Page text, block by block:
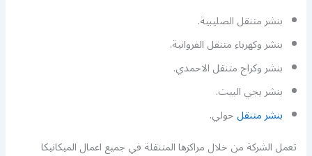
بنشر متنقل الصليبية.
بنشر وكهرباء متنقل الفروانية.
بنشر وكراج متنقل الاحمدي.
بنشر يجي البيت.
بنشر متنقلحولي.
تعمل الشركة من خلال مراكزها المتنقلة في جميع اعمال الميكانيكا